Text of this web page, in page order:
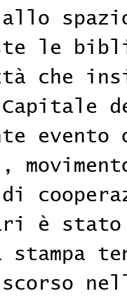
allo
le
che
Capitale
di
è
stampa
scorso